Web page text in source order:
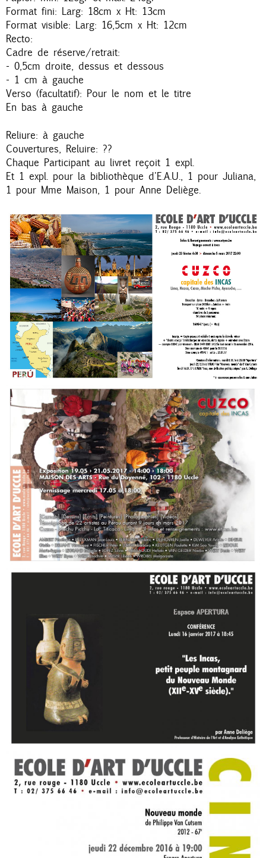
Format fini: Larg: 18cm x Ht: 13cm
Format visible: Larg: 16,5cm x Ht: 12cm
Recto:
Cadre de réserve/retrait:
- 0,5cm droite, dessus et dessous
- 1 cm à gauche
Verso (facultatif): Pour le nom et le titre
En bas à gauche
Reliure: à gauche
Couvertures, Reluire: ??
Chaque Participant au livret reçoit 1 expl.
Et 1 expl. pour la bibliothèque d'E.A.U., 1 pour Juliana,
1 pour Mme Maison, 1 pour Anne Deliège.